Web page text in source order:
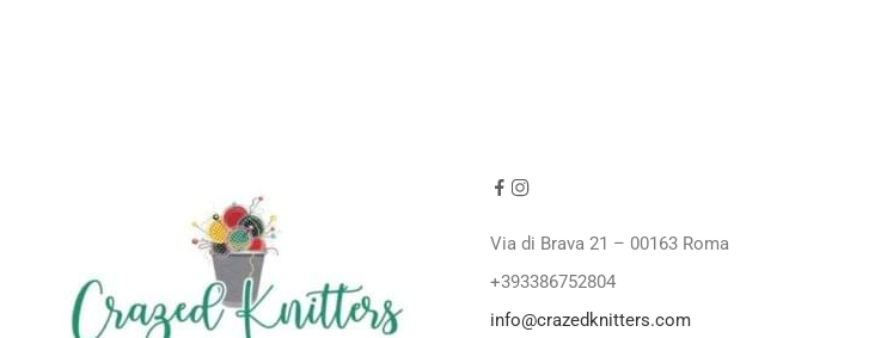
Via di Brava 21 – 00163 Roma
+393386752804
info@crazedknitters.com